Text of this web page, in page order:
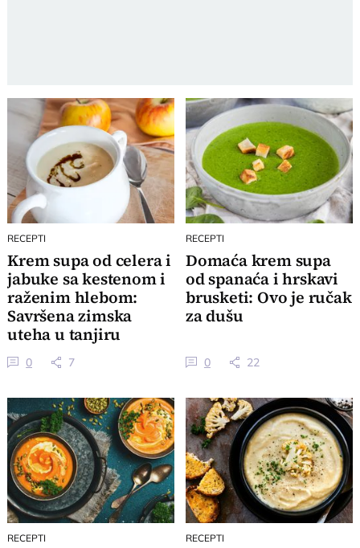
RECEPTI
Krem supa od celera i
jabuke sa kestenom i
raženim hlebom:
Savršena zimska
uteha u tanjiru
0 7
RECEPTI
Domaća krem supa
od spanaća i hrskavi
brusketi: Ovo je ručak
za dušu
0 22
RECEPTI RECEPTI